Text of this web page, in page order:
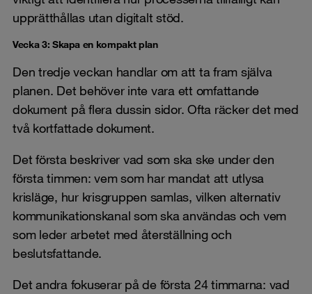
upprätthållas utan digitalt stöd.
Vecka 3: Skapa en kompakt plan
Den tredje veckan handlar om att ta fram själva
planen. Det behöver inte vara ett omfattande
dokument på flera dussin sidor. Ofta räcker det med
två kortfattade dokument.
Det första beskriver vad som ska ske under den
första timmen: vem som har mandat att utlysa
krisläge, hur krisgruppen samlas, vilken alternativ
kommunikationskanal som ska användas och vem
som leder arbetet med återställning och
beslutsfattande.
Det andra fokuserar på de första 24 timmarna: vad